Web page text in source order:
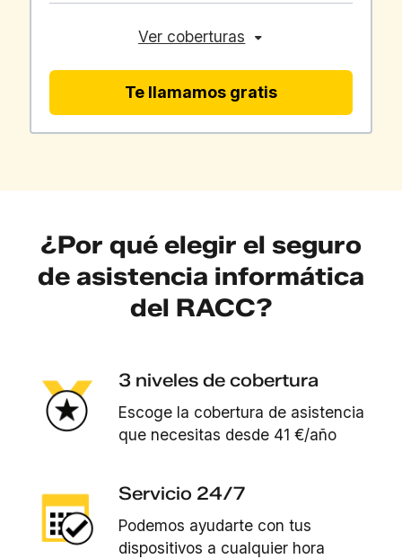
Ver coberturas
Te llamamos gratis
¿Por qué elegir el seguro
de asistencia informática
del RACC?
3 niveles de cobertura
Escoge la cobertura de asistencia
que necesitas desde 41 €/año
Servicio 24/7
Podemos ayudarte con tus
dispositivos a cualquier hora